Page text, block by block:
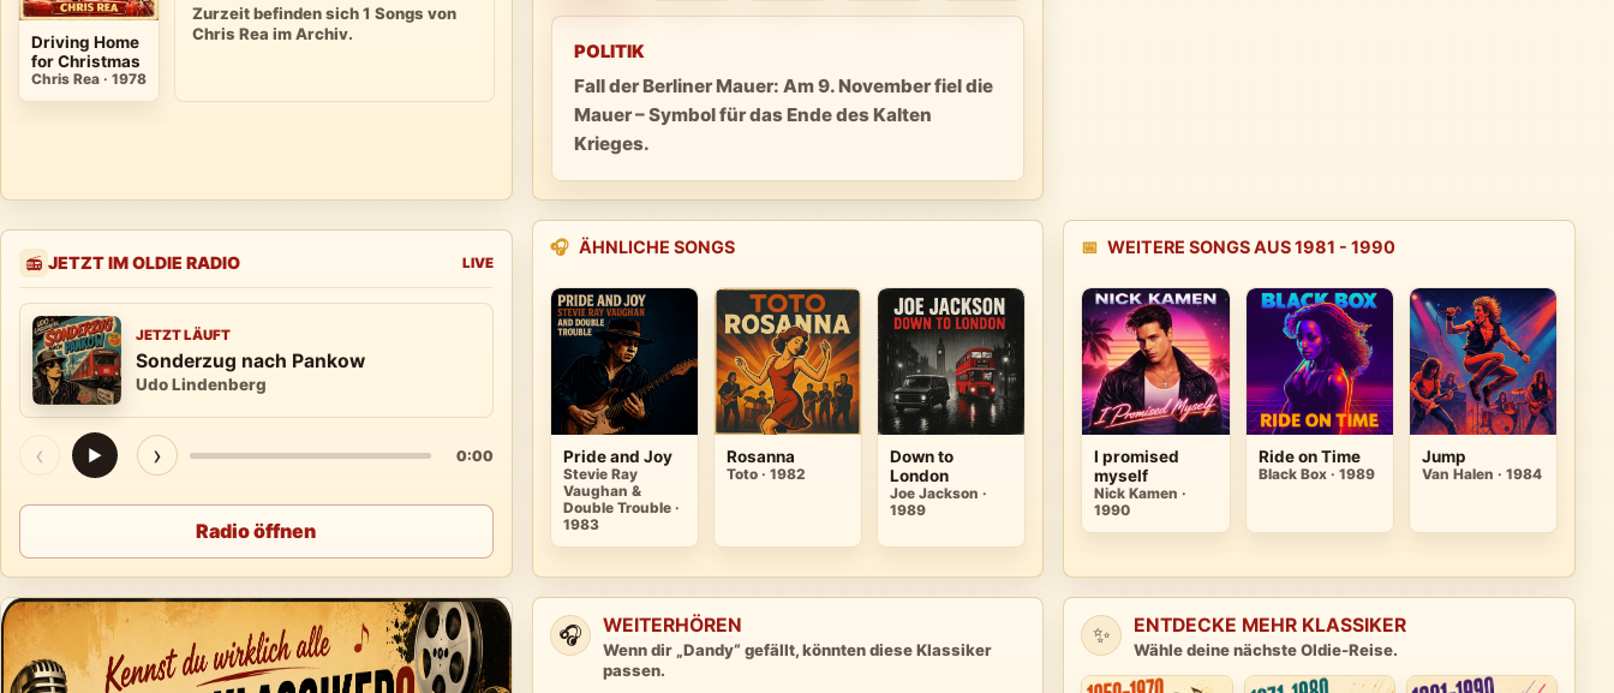
Driving Home
for Christmas
Chris Rea · 1978
Zurzeit befinden sich 1 Songs von
Chris Rea im Archiv.
POLITIK
Fall der Berliner Mauer: Am 9. November fiel die
Mauer – Symbol für das Ende des Kalten
Krieges.
📻 JETZT IM OLDIE RADIO LIVE
JETZT LÄUFT
Sonderzug nach Pankow
Udo Lindenberg
‹ ▶ › 0:00
Radio öffnen
🎧 ÄHNLICHE SONGS
Pride and Joy
Stevie Ray
Vaughan &
Double Trouble ·
1983
Rosanna
Toto · 1982
Down to
London
Joe Jackson ·
1989
📅 WEITERE SONGS AUS 1981 - 1990
I promised
myself
Nick Kamen ·
1990
Ride on Time
Black Box · 1989
Jump
Van Halen · 1984
🎧 WEITERHÖREN
Wenn dir „Dandy“ gefällt, könnten diese Klassiker
passen.
✨ ENTDECKE MEHR KLASSIKER
Wähle deine nächste Oldie-Reise.